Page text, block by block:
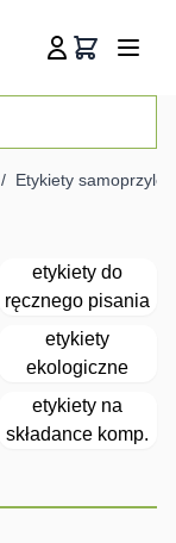
Koszyk
/ Etykiety
etykiety do
ręcznego pisania
etykiety
ekologiczne
etykiety na
składance komp.